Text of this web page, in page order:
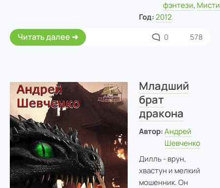
фэнтези,
Год: 2012
Читать далее 0 578
Младший
брат
дракона
Автор: Андрей
Шевченко
Дилль - врун,
хвастун и мелкий
мошенник. Он